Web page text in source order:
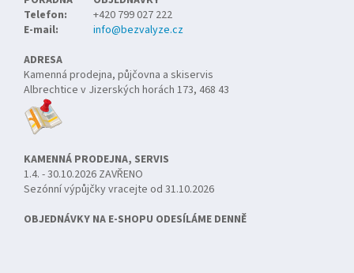
Telefon:
+420 799 027 222
E-mail:
info@bezvalyze.cz
ADRESA
Kamenná prodejna, půjčovna a skiservis
Albrechtice v Jizerských horách 173, 468 43
KAMENNÁ PRODEJNA, SERVIS
1.4. - 30.10.2026 ZAVŘENO
Sezónní výpůjčky vracejte od 31.10.2026
OBJEDNÁVKY NA E-SHOPU ODESÍLÁME DENNĚ